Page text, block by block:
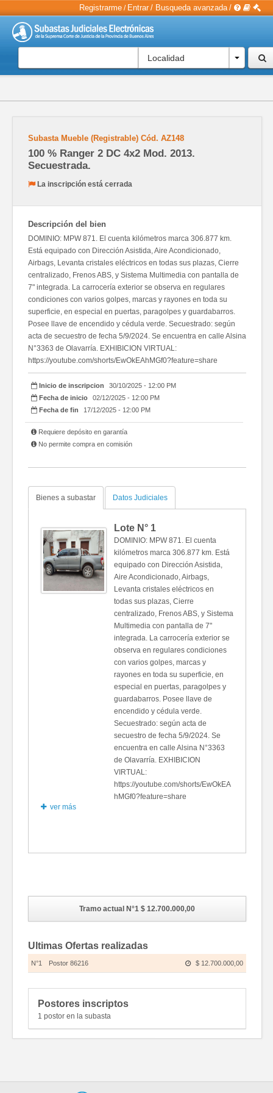
Registrarme / Entrar / Busqueda avanzada /
Localidad
Subasta Mueble (Registrable) Cód. AZ148
100 % Ranger 2 DC 4x2 Mod. 2013.
Secuestrada.
La inscripción está cerrada
Descripción del bien
DOMINIO: MPW 871. El cuenta kilómetros marca 306.877 km.
Está equipado con Dirección Asistida, Aire Acondicionado,
Airbags, Levanta cristales eléctricos en todas sus plazas, Cierre
centralizado, Frenos ABS, y Sistema Multimedia con pantalla de
7" integrada. La carrocería exterior se observa en regulares
condiciones con varios golpes, marcas y rayones en toda su
superficie, en especial en puertas, paragolpes y guardabarros.
Posee llave de encendido y cédula verde. Secuestrado: según
acta de secuestro de fecha 5/9/2024. Se encuentra en calle Alsina
N°3363 de Olavarría. EXHIBICION VIRTUAL:
https://youtube.com/shorts/EwOkEAhMGf0?feature=share
Inicio de inscripcion
30/10/2025 - 12:00 PM
Fecha de inicio
02/12/2025 - 12:00 PM
Fecha de fin
17/12/2025 - 12:00 PM
Requiere depósito en garantía
No permite compra en comisión
Bienes a subastar Datos Judiciales
Lote N° 1
DOMINIO: MPW 871. El cuenta
kilómetros marca 306.877 km. Está
equipado con Dirección Asistida,
Aire Acondicionado, Airbags,
Levanta cristales eléctricos en
todas sus plazas, Cierre
centralizado, Frenos ABS, y Sistema
Multimedia con pantalla de 7"
integrada. La carrocería exterior se
observa en regulares condiciones
con varios golpes, marcas y
rayones en toda su superficie, en
especial en puertas, paragolpes y
guardabarros. Posee llave de
encendido y cédula verde.
Secuestrado: según acta de
secuestro de fecha 5/9/2024. Se
encuentra en calle Alsina N°3363
de Olavarría. EXHIBICION
VIRTUAL:
https://youtube.com/shorts/EwOkEA
hMGf0?feature=share
ver más
Tramo actual N°1 $ 12.700.000,00
Ultimas Ofertas realizadas
N°1 Postor 86216 $ 12.700.000,00
Postores inscriptos
1 postor en la subasta